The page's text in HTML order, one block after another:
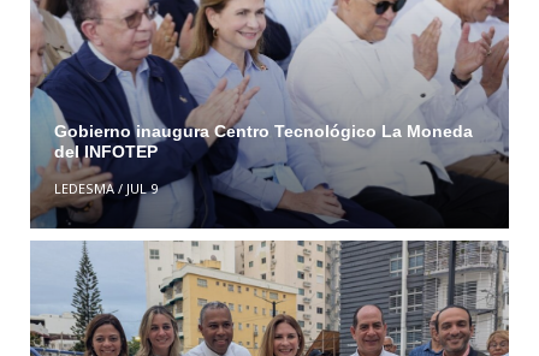
Gobierno inaugura Centro Tecnológico La Moneda
del INFOTEP
LEDESMA/ JUL 9